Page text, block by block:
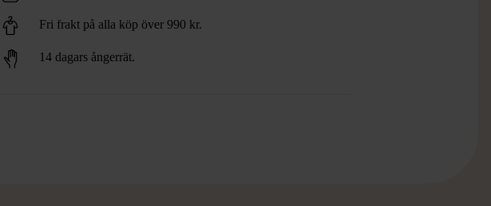
Fri frakt på alla köp över 990 kr.
14 dagars ångerrät.